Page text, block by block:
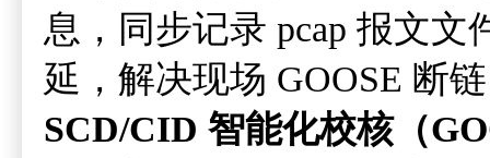
息，同步记录 pcap 报文
延，解决现场 GOOSE 断
SCD/CID 智能化校核（